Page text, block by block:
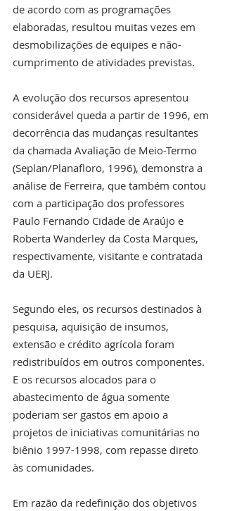
de acordo com as programações
elaboradas, resultou muitas vezes em
desmobilizações de equipes e não-
cumprimento de atividades previstas.
A evolução dos recursos apresentou
considerável queda a partir de 1996, em
decorrência das mudanças resultantes
da chamada Avaliação de Meio-Termo
(Seplan/Planafloro, 1996), demonstra a
análise de Ferreira, que também contou
com a participação dos professores
Paulo Fernando Cidade de Araújo e
Roberta Wanderley da Costa Marques,
respectivamente, visitante e contratada
da UERJ.
Segundo eles, os recursos destinados à
pesquisa, aquisição de insumos,
extensão e crédito agrícola foram
redistribuídos em outros componentes.
E os recursos alocados para o
abastecimento de água somente
poderiam ser gastos em apoio a
projetos de iniciativas comunitárias no
biênio 1997-1998, com repasse direto
às comunidades.
Em razão da redefinição dos objetivos